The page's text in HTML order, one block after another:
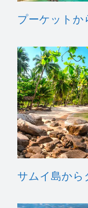
プーケットか
サムイ島から